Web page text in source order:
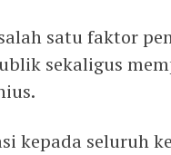
satu faktor
sekaligus
kepada seluruh